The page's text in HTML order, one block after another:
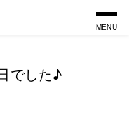
MENU
でした♪